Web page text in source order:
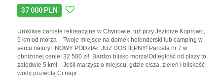
37 000 PLN
Urokliwe parcele rekreacyjne w Chynowie, tuż przy Jeziorze Koprowo,
5 km od morza – Twoje miejsce na domek holenderski lub camping w
sercu natury! NOWY PODZIAŁ JUŻ DOSTĘPNY! Parcela nr 7 w
obniżonej cenie! 32 500 zł! Bardzo blisko morza!Odległość od plaży to
zaledwie 5 km! Jeśli marzysz o miejscu, gdzie cisza, zieleń i bliskość
wody pozwolą Ci napr…